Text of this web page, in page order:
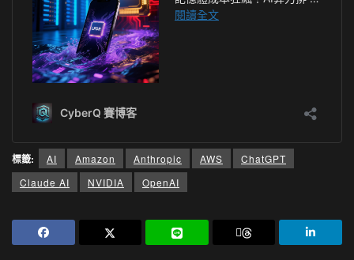
標籤: AI Amazon Anthropic AWS
ChatGPT
Claude AI
NVIDIA OpenAI